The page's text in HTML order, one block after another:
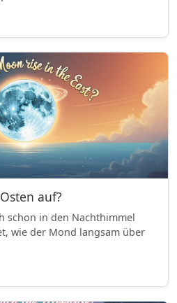
auf?
schon in den Nachthimmel
wie der Mond langsam über